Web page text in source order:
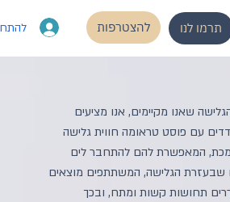
להצטרפות תרמו לנו
שאנו מקיימים, אנו מציעים
עם פוסט טראומה חווית גלישה
המאפשרת להם להתחבר לים
שבעזרת הגלישה, המשתתפים מוצאים
תחושות קשות ומתח, ובכך